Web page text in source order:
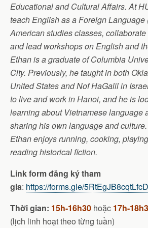
Educational and Cultural Affairs. At
teach English as a Foreign
American studies classes,
and lead workshops on English and
Ethan is a graduate of Columbia
City. Previously, he taught in both
United States and Nof HaGalil in
to live and work in Hanoi, and he is
learning about Vietnamese language
sharing his own language and
Ethan enjoys running, cooking,
reading historical fiction.
Link form đăng ký tham
gia: https://forms.gle/
Thời gian: 15h-16h30 hoặc 17h-
(lịch linh hoạt theo từng tuần)